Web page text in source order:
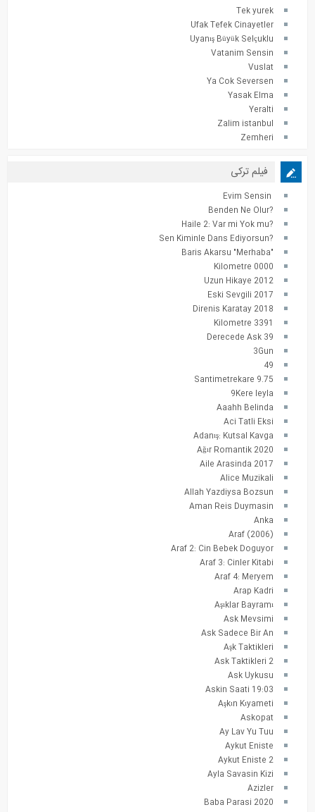
Tek yurek
Ufak Tefek Cinayetler
Uyanış Büyük Selçuklu
Vatanim Sensin
Vuslat
Ya Cok Seversen
Yasak Elma
Yeralti
Zalim istanbul
Zemheri
فیلم ترکی
?Benden Ne Olur
?Haile 2: Var mi Yok mu
?Sen Kiminle Dans Ediyorsun
"Baris Akarsu "Merhaba
0000 Kilometre
2012 Uzun Hikaye
2017 Eski Sevgili
2018 Direnis Karatay
3391 Kilometre
39 Derecede Ask
3Gun
49
9.75 Santimetrekare
9Kere leyla
Aaahh Belinda
Aci Tatli Eksi
Adanış: Kutsal Kavga
Ağır Romantik 2020
Aile Arasinda 2017
Alice Muzikali
Allah Yazdiysa Bozsun
Aman Reis Duymasin
Anka
Araf (2006)
Araf 2: Cin Bebek Doguyor
Araf 3: Cinler Kitabi
Araf 4: Meryem
Arap Kadri
Aşıklar Bayramı
Ask Mevsimi
Ask Sadece Bir An
Aşk Taktikleri
Ask Taktikleri 2
Ask Uykusu
Askin Saati 19:03
Aşkın Kıyameti
Askopat
Ay Lav Yu Tuu
Aykut Eniste
Aykut Eniste 2
Ayla Savasin Kizi
Azizler
Baba Parasi 2020